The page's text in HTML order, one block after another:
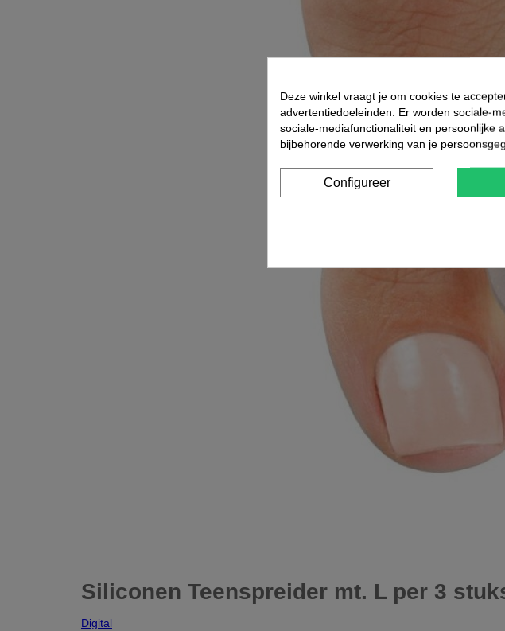
Siliconen Teenspreider mt. L per 3
Digital
Deze winkel vraagt je om cookies te
advertentiedoeleinden. Er worden sociale-
sociale-mediafunctionaliteit en persoonlijke
bijbehorende verwerking van je
Configureer